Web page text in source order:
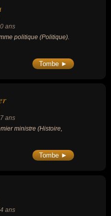
ans
politique (Politique).
Tombe ►
ans
ministre (Histoire,
Tombe ►
ans